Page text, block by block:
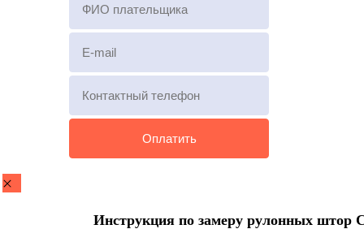
Инструкция по замеру рулонных штор